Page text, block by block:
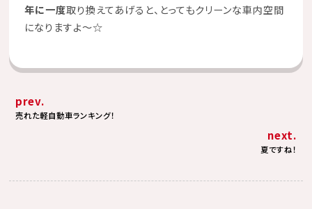
年に一度取り換えてあげると、とってもクリーンな車内空間
になりますよ～☆
prev.
売れた軽自動車ランキング！
next.
夏ですね！